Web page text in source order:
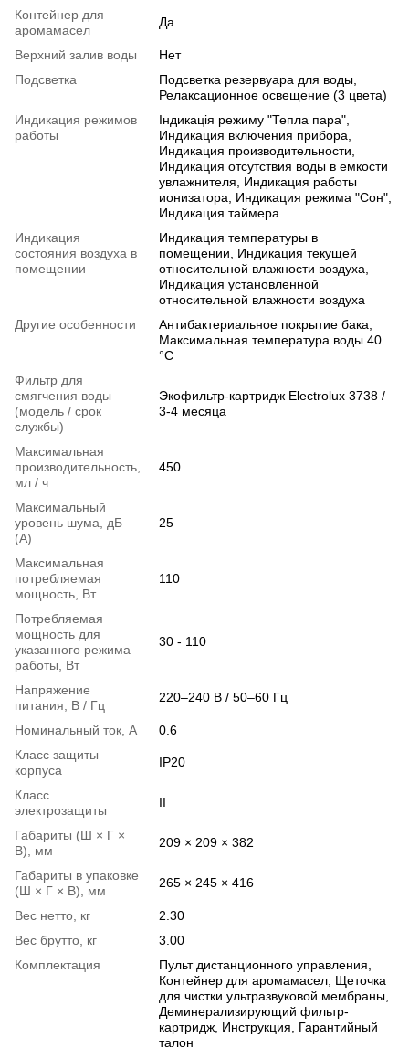
Контейнер для
аромамасел
Да
Верхний залив воды
Нет
Подсветка
Подсветка резервуара для воды,
Релаксационное освещение (3 цвета)
Индикация режимов
работы
Індикація режиму "Тепла пара",
Индикация включения прибора,
Индикация производительности,
Индикация отсутствия воды в емкости
увлажнителя, Индикация работы
ионизатора, Индикация режима "Сон",
Индикация таймера
Индикация
состояния воздуха в
помещении
Индикация температуры в
помещении, Индикация текущей
относительной влажности воздуха,
Индикация установленной
относительной влажности воздуха
Другие особенности
Антибактериальное покрытие бака;
Максимальная температура воды 40
°C
Фильтр для
смягчения воды
(модель / срок
службы)
Экофильтр-картридж Electrolux 3738 /
3-4 месяца
Максимальная
производительность,
мл / ч
450
Максимальный
уровень шума, дБ
(А)
25
Максимальная
потребляемая
мощность, Вт
110
Потребляемая
мощность для
указанного режима
работы, Вт
30 - 110
Напряжение
питания, В / Гц
220–240 В / 50–60 Гц
Номинальный ток, А
0.6
Класс защиты
корпуса
IP20
Класс
электрозащиты
II
Габариты (Ш × Г ×
В), мм
209 × 209 × 382
Габариты в упаковке
(Ш × Г × В), мм
265 × 245 × 416
Вес нетто, кг
2.30
Вес брутто, кг
3.00
Комплектация
Пульт дистанционного управления,
Контейнер для аромамасел, Щеточка
для чистки ультразвуковой мембраны,
Деминерализирующий фильтр-
картридж, Инструкция, Гарантийный
талон